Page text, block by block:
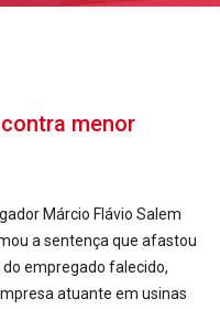
menor
Márcio Flávio Salem
a sentença que afastou
empregado falecido,
atuante em usinas